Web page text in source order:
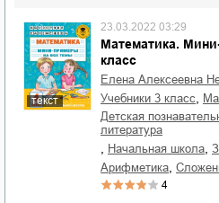
текст
Математика.
класс
23.03.2022 03:29
Елена Алексеевна
учебники 3 класс
детская познавательная и развивающая
литература
начальная школа
арифметика
4